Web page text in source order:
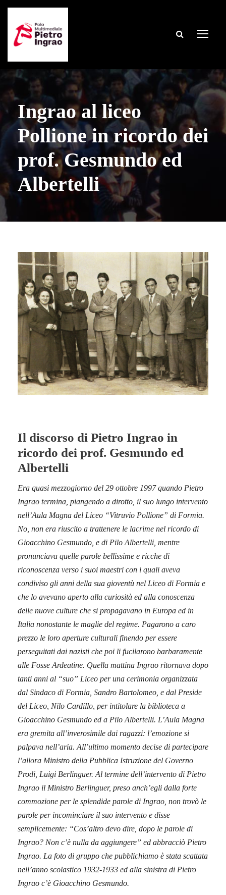
Ingrao al liceo
Pollione in ricordo dei
prof. Gesmundo ed
Albertelli
Il discorso di Pietro Ingrao in
ricordo dei prof. Gesmundo ed
Albertelli
Era quasi mezzogiorno del 29 ottobre 1997 quando Pietro
Ingrao termina, piangendo a dirotto, il suo lungo intervento
nell’Aula Magna del Liceo “Vitruvio Pollione” di Formia.
No, non era riuscito a trattenere le lacrime nel ricordo di
Gioacchino Gesmundo, e di Pilo Albertelli, mentre
pronunciava quelle parole bellissime e ricche di
riconoscenza verso i suoi maestri con i quali aveva
condiviso gli anni della sua gioventù nel Liceo di Formia e
che lo avevano aperto alla curiosità ed alla conoscenza
delle nuove culture che si propagavano in Europa ed in
Italia nonostante le maglie del regime. Pagarono a caro
prezzo le loro aperture culturali finendo per essere
perseguitati dai nazisti che poi li fucilarono barbaramente
alle Fosse Ardeatine. Quella mattina Ingrao ritornava dopo
tanti anni al “suo” Liceo per una cerimonia organizzata
dal Sindaco di Formia, Sandro Bartolomeo, e dal Preside
del Liceo, Nilo Cardillo, per intitolare la biblioteca a
Gioacchino Gesmundo ed a Pilo Albertelli. L’Aula Magna
era gremita all’inverosimile dai ragazzi: l’emozione si
palpava nell’aria. All’ultimo momento decise di partecipare
l’allora Ministro della Pubblica Istruzione del Governo
Prodi, Luigi Berlinguer. Al termine dell’intervento di Pietro
Ingrao il Ministro Berlinguer, preso anch’egli dalla forte
commozione per le splendide parole di Ingrao, non trovò le
parole per incominciare il suo intervento e disse
semplicemente: “Cos’altro devo dire, dopo le parole di
Ingrao? Non c’è nulla da aggiungere” ed abbracciò Pietro
Ingrao. La foto di gruppo che pubblichiamo è stata scattata
nell’anno scolastico 1932-1933 ed alla sinistra di Pietro
Ingrao c’è Gioacchino Gesmundo.